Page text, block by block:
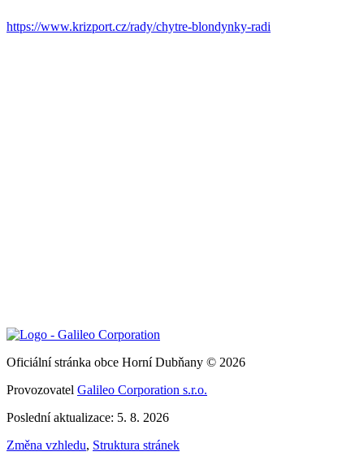
https://www.krizport.cz/rady/chytre-blondynky-radi
Oficiální stránka obce Horní Dubňany © 2026
Provozovatel Galileo Corporation s.r.o.
Poslední aktualizace: 5. 8. 2026
Změna vzhledu, Struktura stránek